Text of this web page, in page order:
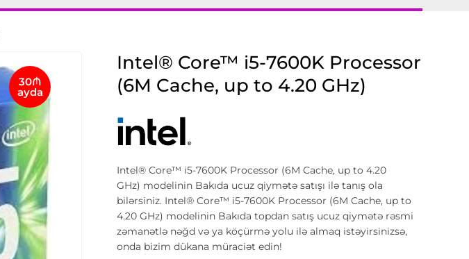
30₼
ayda
Intel® Core™ i5-7600K Processor
(6M Cache, up to 4.20 GHz)
Intel® Core™ i5-7600K Processor (6M Cache, up to 4.20
GHz) modelinin Bakıda ucuz qiymətə satışı ilə tanış ola
bilərsiniz. Intel® Core™ i5-7600K Processor (6M Cache, up to
4.20 GHz) modelinin Bakıda topdan satış ucuz qiymətə rəsmi
zəmanətlə nəğd və ya köçürmə yolu ilə almaq istəyirsinizsə,
onda bizim dükana müraciət edin!